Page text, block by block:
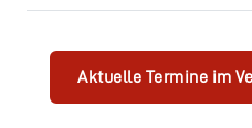
Aktuelle Termine im